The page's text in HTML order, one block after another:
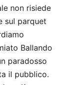
non risiede
sul parquet
Ballando
paradosso
il pubblico.